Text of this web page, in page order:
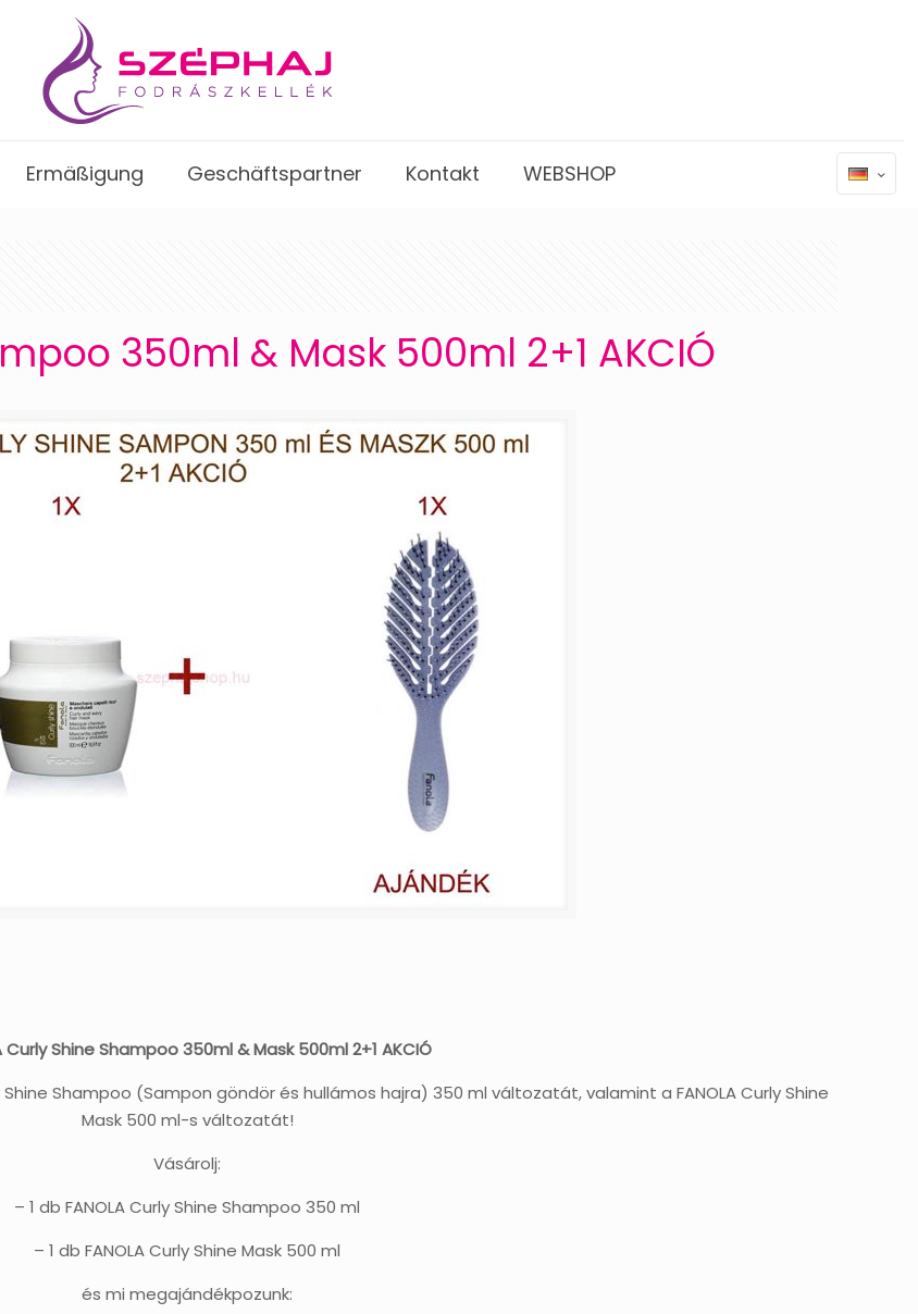
Ermäßigung Geschäftspartner Kontakt WEBSHOP
350ml & Mask 500ml 2+1 AKCIÓ
Curly Shine Shampoo 350ml & Mask 500ml 2+1 AKCIÓ
Shampoo (Sampon göndör és hullámos hajra) 350 ml változatát, valamint a FANOLA Curly Shine
Mask 500 ml-s változatát!
Vásárolj:
– 1 db FANOLA Curly Shine Shampoo 350 ml
– 1 db FANOLA Curly Shine Mask 500 ml
és mi megajándékpozunk: